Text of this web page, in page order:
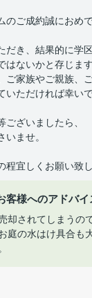
のご成約誠におめ
だき、結果的に学
はないかと存じます
ご家族やご親族、
いただければ幸いで
ざいましたら、
いませ。
程宜しくお願い致し
客様へのアドバイ
却されてしまうの
庭の水はけ具合